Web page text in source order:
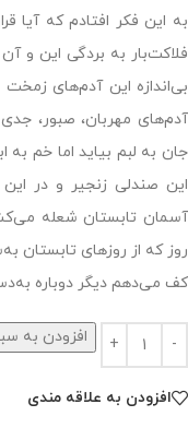
به این فکر افتادم که آیا
فلاکت‌بار به بردگی این و
بی‌اندازه این آدم‌های
آدم‌های مهربان، صبور،
جان به لبم بیاید اما خم به
این صندلی زنجیر و در
آسمان تابستان شعله
روز که از روزهای تابستان
کف می‌دهم دیگر دوباره
افزودن به
افزودن به علاقه مندی